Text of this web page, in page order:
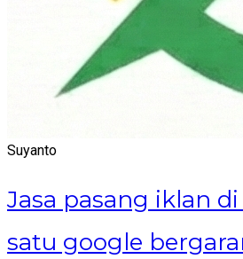
Suyanto
Jasa pasang iklan
satu google